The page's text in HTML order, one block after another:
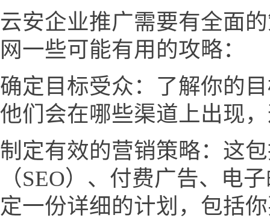
云安企业推广需要有全面
网一些可能有用的攻略：
确定目标受众：了解你的
他们会在哪些渠道上出现
制定有效的营销策略：这
（SEO）、付费广告、电
定一份详细的计划，包括